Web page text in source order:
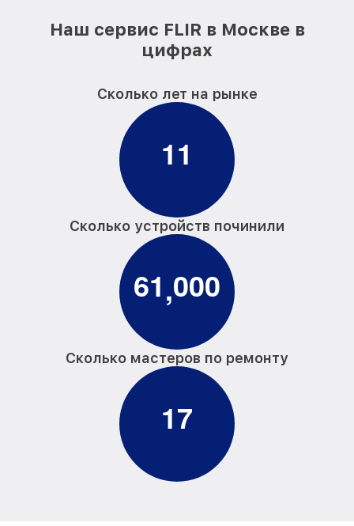
Наш сервис FLIR в Москве в
цифрах
Сколько лет на рынке
11
Сколько устройств починили
61,000
Сколько мастеров по ремонту
17